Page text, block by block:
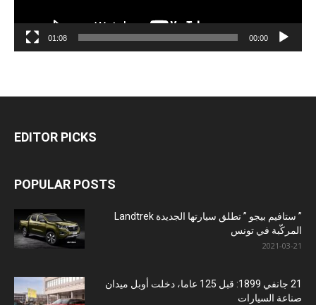
00:00
01:08
EDITOR PICKS
POPULAR POSTS
” ستافيم بيجو ” تطلق سيارتها الجديدة Landtrek
المركّبة في تونس
2021-03-21
21 جانفي 1899: قبل 125 عاما، دخلت أوبل ميدان
صناعة السيارات